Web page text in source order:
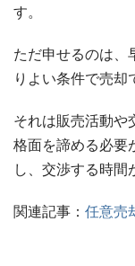
す。
ただ申せるのは、
りよい条件で売却
それは販売活動や
格面を諦める必要
し、交渉する時間
関連記事： 任意売